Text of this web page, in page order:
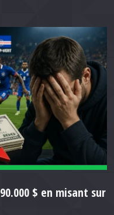
$ en misant sur